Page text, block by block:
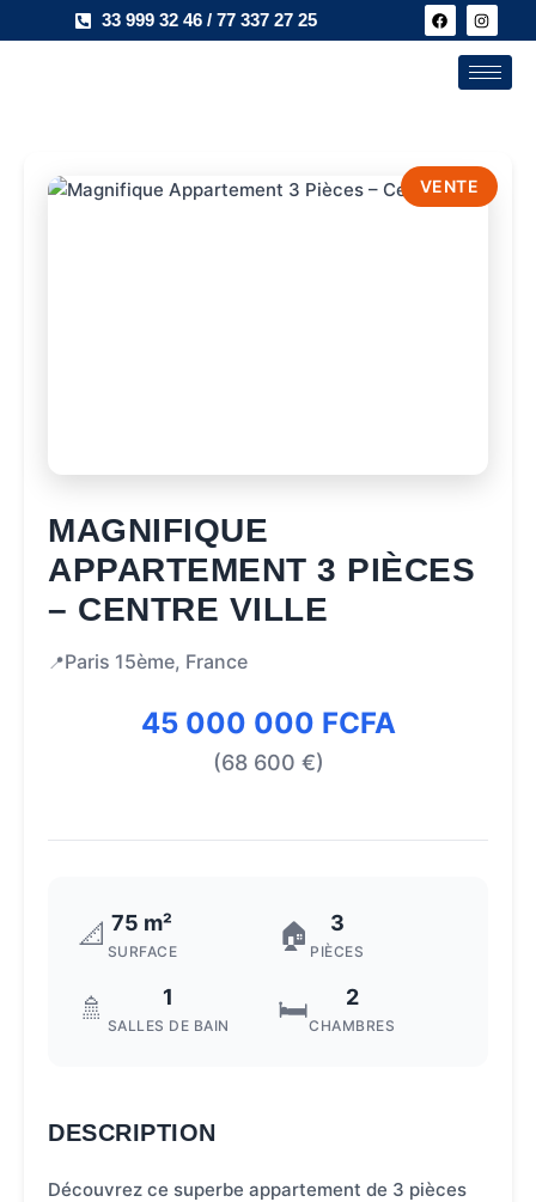
33 999 32 46 / 77 337 27 25
MAGNIFIQUE
APPARTEMENT 3 PIÈCES
– CENTRE VILLE
📍Paris 15ème, France
45 000 000 FCFA
(68 600 €)
VENTE
📐 75 m²
SURFACE 🏠 3
PIÈCES
🚿 1
SALLES DE BAIN 🛏️ 2
CHAMBRES
DESCRIPTION
Découvrez ce superbe appartement de 3 pièces
×